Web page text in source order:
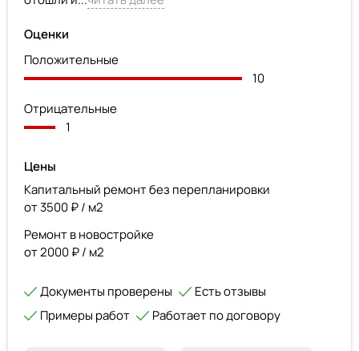
Оценки
Положительные
10
Отрицательные
1
Цены
Капитальный ремонт без перепланировки
от 3500 ₽ / м2
Ремонт в новостройке
от 2000 ₽ / м2
Документы проверены
Есть отзывы
Примеры работ
Работает по договору